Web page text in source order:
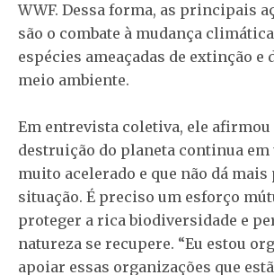
WWF. Dessa forma, as principais
são o combate à mudança
espécies ameaçadas de extinção e
meio ambiente.
Em entrevista coletiva, ele afirmou
destruição do planeta continua
muito acelerado e que não dá
situação. É preciso um esforço
proteger a rica biodiversidade e
natureza se recupere. “Eu estou
apoiar essas organizações que